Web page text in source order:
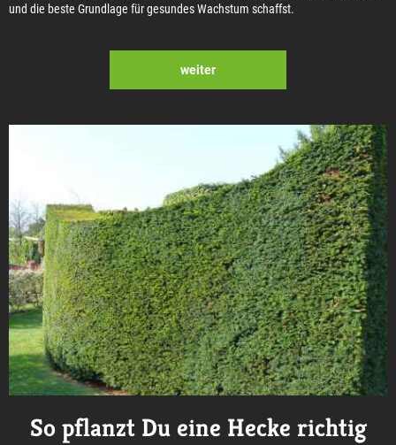
und die beste Grundlage für gesundes Wachstum schaffst.
weiter
So pflanzt Du eine Hecke richtig